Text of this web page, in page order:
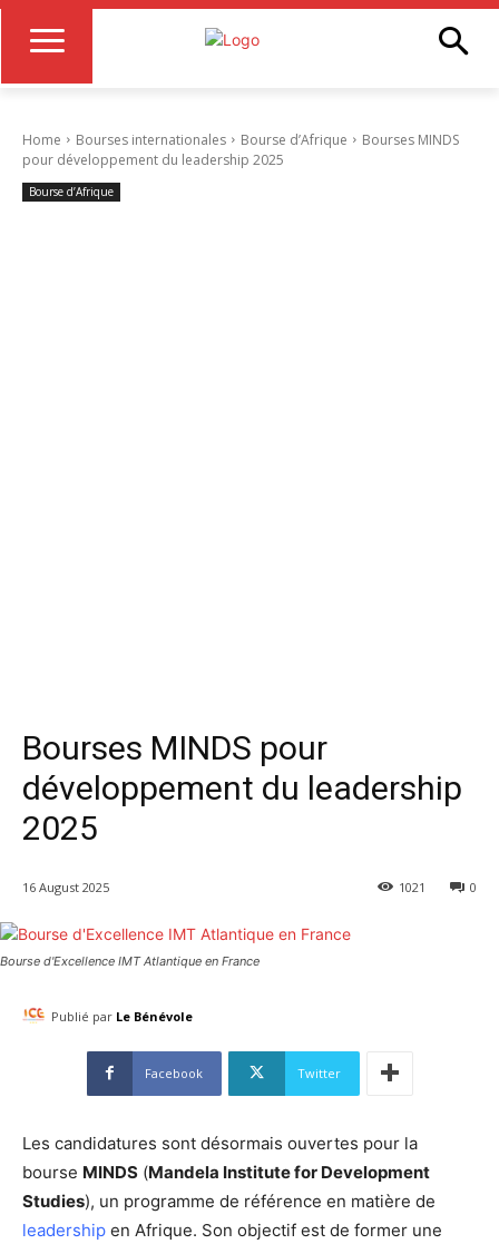
Home Bourses internationales Bourse d’Afrique
Bourses MINDS
pour développement du leadership 2025
Bourse d’Afrique
Bourses MINDS pour
développement du leadership
2025
16 August 2025 0
1021
Bourse d'Excellence IMT Atlantique en France
Publié par Le Bénévole
Facebook Twitter
Les candidatures sont désormais ouvertes pour la
bourse MINDS (Mandela Institute for Development
Studies), un programme de référence en matière de
leadership en Afrique. Son objectif est de former une